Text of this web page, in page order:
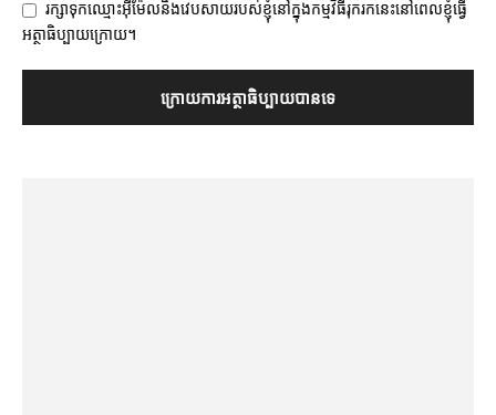
រក្សាទុកឈ្មោះអ៊ីម៉ែលនិងវេបសាយរបស់ខ្ញុំនៅក្នុងកម្មវិធីរុករកនេះនៅពេលខ្ញុំធ្វើ
អត្ថាធិប្បាយក្រោយ។